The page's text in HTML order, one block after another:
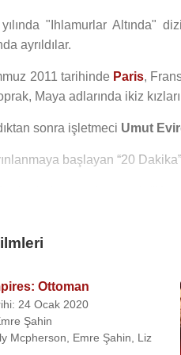
"Ihlamurlar Altında"
ayrıldılar.
2011 tarihinde Paris,
Maya adlarında ikiz
sonra işletmeci Umut
başlayan “20
Hiner Saleem
bir rol almıştı.
yönetmenliğini Özcan
,Sofia
Ottoman
24 Ocak 2020
Şahin
Mcpherson Emre Şahin
Liz